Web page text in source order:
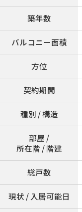
築年数
バルコニー面積
方位
契約期間
種別 / 構造
部屋 /
所在階 / 階建
総戸数
現状 / 入居可能日